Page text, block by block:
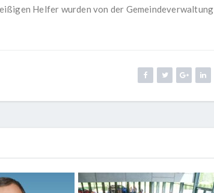
Helfer wurden von der Gemeindeverwaltung